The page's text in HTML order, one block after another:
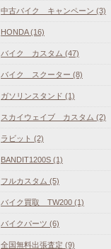
中古バイク キャンペーン (3)
HONDA (16)
バイク カスタム (47)
バイク スクーター (8)
ガソリンスタンド (1)
スカイウェイブ カスタム (2)
ラビット (2)
BANDIT1200S (1)
フルカスタム (5)
バイク買取 TW200 (1)
バイクパーツ (6)
全国無料出張査定 (9)